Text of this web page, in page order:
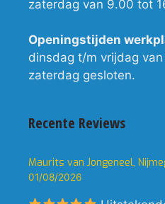
zaterdag van 9.00 tot
Openingstijden
dinsdag t/m vrijdag
zaterdag gesloten.
Recente Reviews
Maurits van Jongeneel,
01/08/2026